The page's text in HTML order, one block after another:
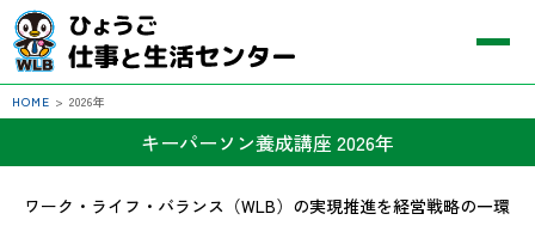
HOME > 2026年
キーパーソン養成講座 2026年
ワーク・ライフ・バランス（WLB）の実現推進を経営戦略の一環